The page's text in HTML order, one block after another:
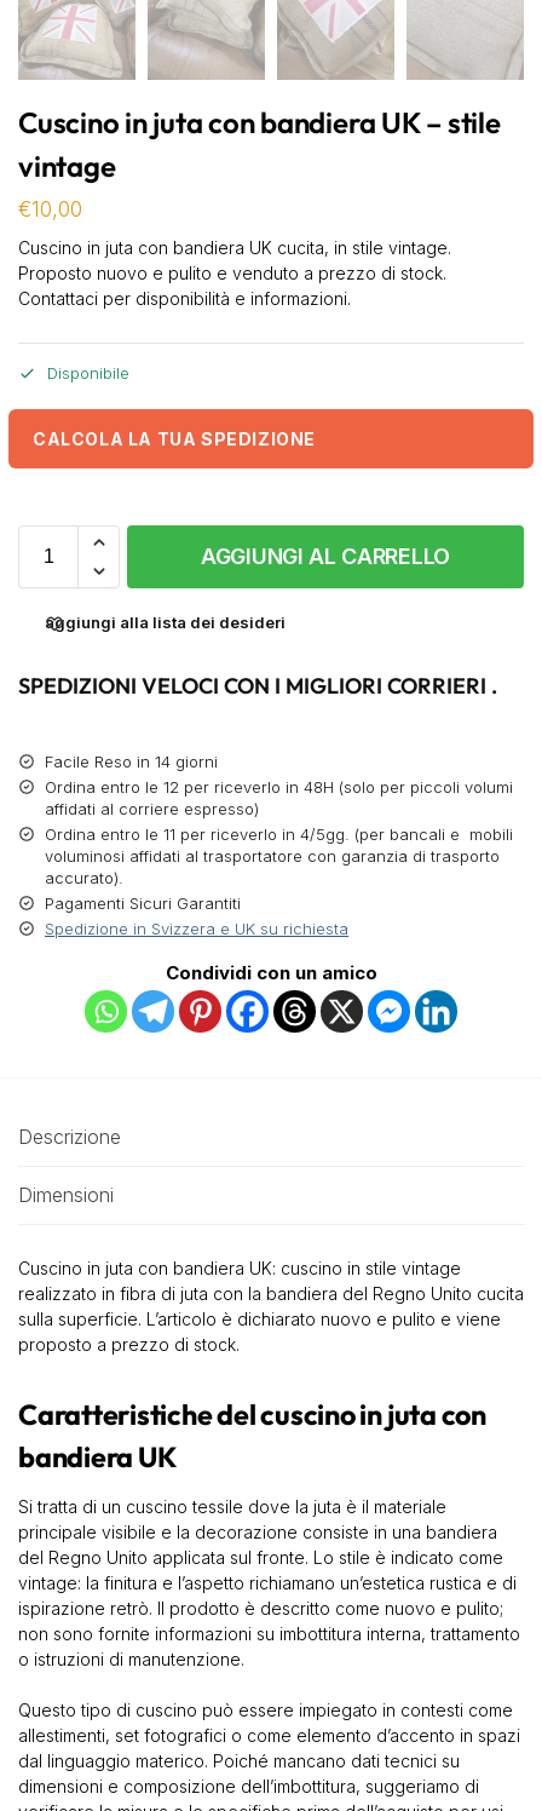
Cuscino in juta con bandiera UK – stile
vintage
€10,00
Cuscino in juta con bandiera UK cucita, in stile vintage.
Proposto nuovo e pulito e venduto a prezzo di stock.
Contattaci per disponibilità e informazioni.
Disponibile
CALCOLA LA TUA SPEDIZIONE
AGGIUNGI AL CARRELLO
aggiungi alla lista dei desideri
SPEDIZIONI VELOCI CON I MIGLIORI CORRIERI .
Facile Reso in 14 giorni
Ordina entro le 12 per riceverlo in 48H (solo per piccoli volumi
affidati al corriere espresso)
Ordina entro le 11 per riceverlo in 4/5gg. (per bancali e mobili
voluminosi affidati al trasportatore con garanzia di trasporto
accurato).
Pagamenti Sicuri Garantiti
Spedizione in Svizzera e UK su richiesta
Condividi con un amico
Descrizione
Dimensioni
Cuscino in juta con bandiera UK: cuscino in stile vintage
realizzato in fibra di juta con la bandiera del Regno Unito cucita
sulla superficie. L’articolo è dichiarato nuovo e pulito e viene
proposto a prezzo di stock.
Caratteristiche del cuscino in juta con
bandiera UK
Si tratta di un cuscino tessile dove la juta è il materiale
principale visibile e la decorazione consiste in una bandiera
del Regno Unito applicata sul fronte. Lo stile è indicato come
vintage: la finitura e l’aspetto richiamano un’estetica rustica e di
ispirazione retrò. Il prodotto è descritto come nuovo e pulito;
non sono fornite informazioni su imbottitura interna, trattamento
o istruzioni di manutenzione.
Questo tipo di cuscino può essere impiegato in contesti come
allestimenti, set fotografici o come elemento d’accento in spazi
dal linguaggio materico. Poiché mancano dati tecnici su
dimensioni e composizione dell’imbottitura, suggeriamo di